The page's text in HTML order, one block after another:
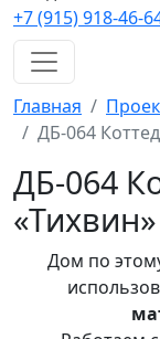
+7 (915) 918-46-
Главная
ДБ-064
ДБ-064
«Тихвин»
Дом по